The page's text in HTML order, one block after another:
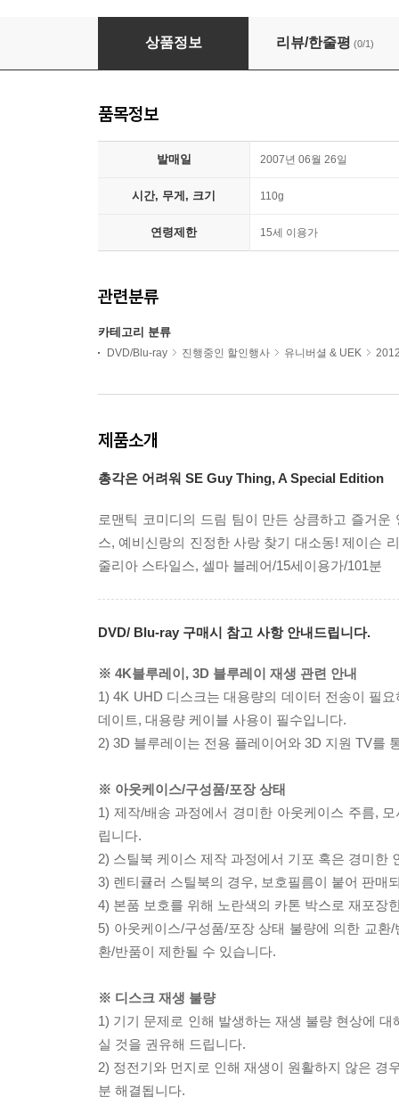
총각은 어려워 SE (1Disc)
상품정보 리뷰/한줄평 (0/1)
품목정보
발매일 2007년 06월 26일
시간, 무게, 크기 110g
연령제한 15세 이용가
관련분류
카테고리 분류
DVD/Blu-ray 진행중인 할인행사 유니버셜 & UEK
제품소개
총각은 어려워 SE Guy Thing, A Special Edition
로맨틱 코미디의 드림 팀이 만든 상큼하고 즐거
스, 예비신랑의 진정한 사랑 찾기 대소동! 제이슨
줄리아 스타일스, 셀마 블레어/15세이용가/101분
DVD/ Blu-ray 구매시 참고 사항 안내드립니다.
※ 4K블루레이, 3D 블루레이 재생 관련 안내
1) 4K UHD 디스크는 대용량의 데이터 전송이 필
데이트, 대용량 케이블 사용이 필수입니다.
2) 3D 블루레이는 전용 플레이어와 3D 지원 TV를
※ 아웃케이스/구성품/포장 상태
1) 제작/배송 과정에서 경미한 아웃케이스 주름,
립니다.
2) 스틸북 케이스 제작 과정에서 기포 혹은 경미한
3) 렌티큘러 스틸북의 경우, 보호필름이 붙어 판매
4) 본품 보호를 위해 노란색의 카톤 박스로 재포장
5) 아웃케이스/구성품/포장 상태 불량에 의한 교
환/반품이 제한될 수 있습니다.
※ 디스크 재생 불량
1) 기기 문제로 인해 발생하는 재생 불량 현상에
실 것을 권유해 드립니다.
2) 정전기와 먼지로 인해 재생이 원활하지 않은 경
분 해결됩니다.